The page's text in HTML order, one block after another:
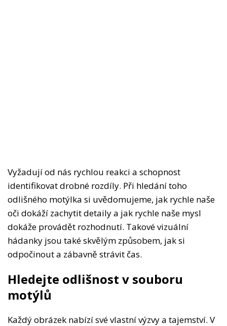
Vyžadují od nás rychlou reakci a schopnost
identifikovat drobné rozdíly. Při hledání toho
odlišného motýlka si uvědomujeme, jak rychle naše
oči dokáží zachytit detaily a jak rychle naše mysl
dokáže provádět rozhodnutí. Takové vizuální
hádanky jsou také skvělým způsobem, jak si
odpočinout a zábavně strávit čas.
Hledejte odlišnost v souboru
motýlů
Každý obrázek nabízí své vlastní výzvy a tajemství. V